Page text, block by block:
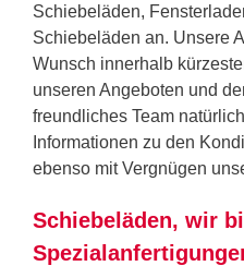
Schiebeläden,
Schiebeläden an. Unsere
Wunsch innerhalb
unseren Angeboten und
freundliches Team
Informationen zu den
ebenso mit Vergnügen
Schiebeläden, wir